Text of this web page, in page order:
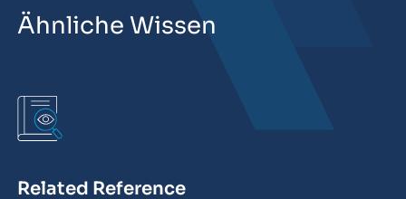
Ähnliche Wissen
Related Reference